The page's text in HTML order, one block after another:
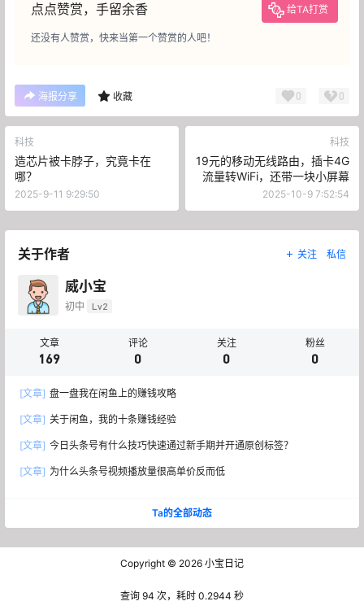
点点赞赏，手留余香 给TA打赏
还没有人赞赏，快来当第一个赞赏的人吧！
海报分享 收藏 0 0
科技
造芯片被卡脖子，究竟卡在
哪？
2025-9-11 9:29:50
科技
19元的移动无线路由，插卡4G
流量转WiFi，还带一块小屏幕
2025-10-9 7:52:54
关于作者 关注 私信
威小宝
初中 Lv2
文章
169
评论
0
关注
0
粉丝
0
[文章] 盘一盘我在闲鱼上的赚钱攻略
[文章] 关于闲鱼，我的十条赚钱经验
[文章] 今日头条号有什么技巧快速通过新手期并开通原创标签？
[文章] 为什么头条号视频播放量很高单价反而低
Ta的全部动态
Copyright © 2026 小宝日记
查询 94 次，耗时 0.2944 秒